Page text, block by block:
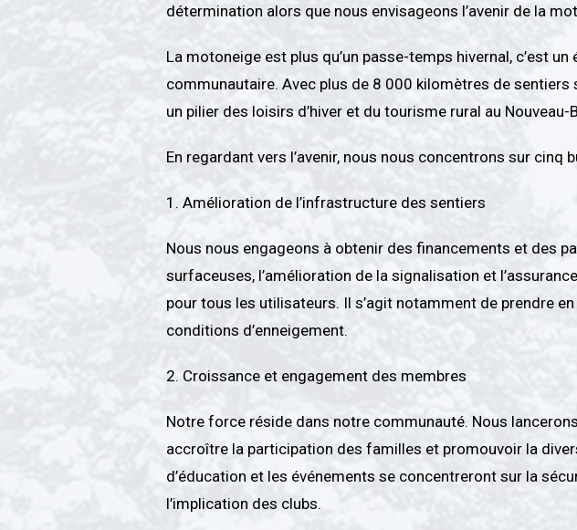
détermination alors que nous envisageons l’avenir de la
La motoneige est plus qu’un passe-temps hivernal, c’est
communautaire. Avec plus de 8 000 kilomètres de
un pilier des loisirs d’hiver et du tourisme rural au Nouveau-
En regardant vers l’avenir, nous nous concentrons sur cinq
1. Amélioration de l’infrastructure des sentiers
Nous nous engageons à obtenir des financements et des
surfaceuses, l’amélioration de la signalisation et
pour tous les utilisateurs. Il s’agit notamment de prendre
conditions d’enneigement.
2. Croissance et engagement des membres
Notre force réside dans notre communauté. Nous
accroître la participation des familles et promouvoir la
d’éducation et les événements se concentreront sur la
l’implication des clubs.